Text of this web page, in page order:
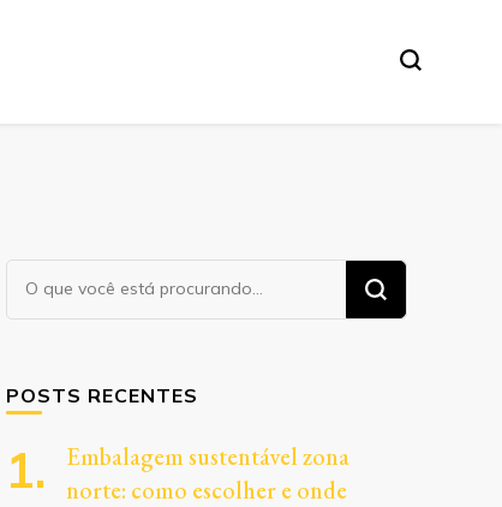
Procurando
algo?
POSTS RECENTES
Embalagem sustentável zona
norte: como escolher e onde